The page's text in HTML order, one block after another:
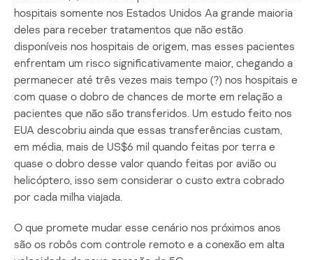
hospitais somente nos Estados Unidos Aa grande maioria
deles para receber tratamentos que não estão
disponíveis nos hospitais de origem, mas esses pacientes
enfrentam um risco significativamente maior, chegando a
permanecer até três vezes mais tempo (?) nos hospitais e
com quase o dobro de chances de morte em relação a
pacientes que não são transferidos. Um estudo feito nos
EUA descobriu ainda que essas transferências custam,
em média, mais de US$6 mil quando feitas por terra e
quase o dobro desse valor quando feitas por avião ou
helicóptero, isso sem considerar o custo extra cobrado
por cada milha viajada.
O que promete mudar esse cenário nos próximos anos
são os robôs com controle remoto e a conexão em alta